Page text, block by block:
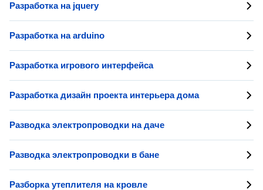
Разработка на jquery
Разработка на arduino
Разработка игрового интерфейса
Разработка дизайн проекта интерьера дома
Разводка электропроводки на даче
Разводка электропроводки в бане
Разборка утеплителя на кровле